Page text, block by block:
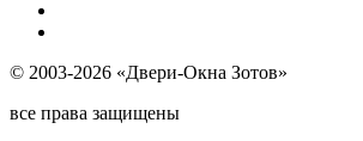
© 2003-2026 «Двери-Окна Зотов»
все права защищены